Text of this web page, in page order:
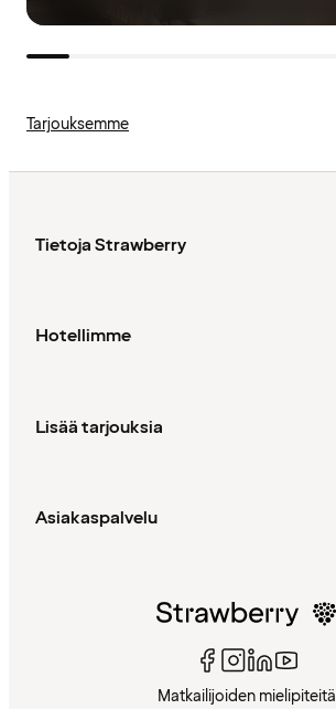
Tarjouksemme
Tietoja Strawberry
Hotellimme
Lisää tarjouksia
Asiakaspalvelu
Matkailijoiden mielipiteitä